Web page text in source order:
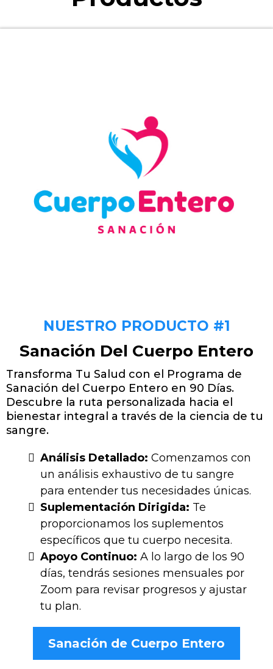
NUESTRO PRODUCTO #1
Sanación Del Cuerpo Entero
Transforma Tu Salud con el Programa de
Sanación del Cuerpo Entero en 90 Días.
Descubre la ruta personalizada hacia el
bienestar integral a través de la ciencia de tu
sangre.
Análisis Detallado: Comenzamos con
un análisis exhaustivo de tu sangre
para entender tus necesidades únicas.
Suplementación Dirigida: Te
proporcionamos los suplementos
específicos que tu cuerpo necesita.
Apoyo Continuo: A lo largo de los 90
días, tendrás sesiones mensuales por
Zoom para revisar progresos y ajustar
tu plan.
Sanación de Cuerpo Entero